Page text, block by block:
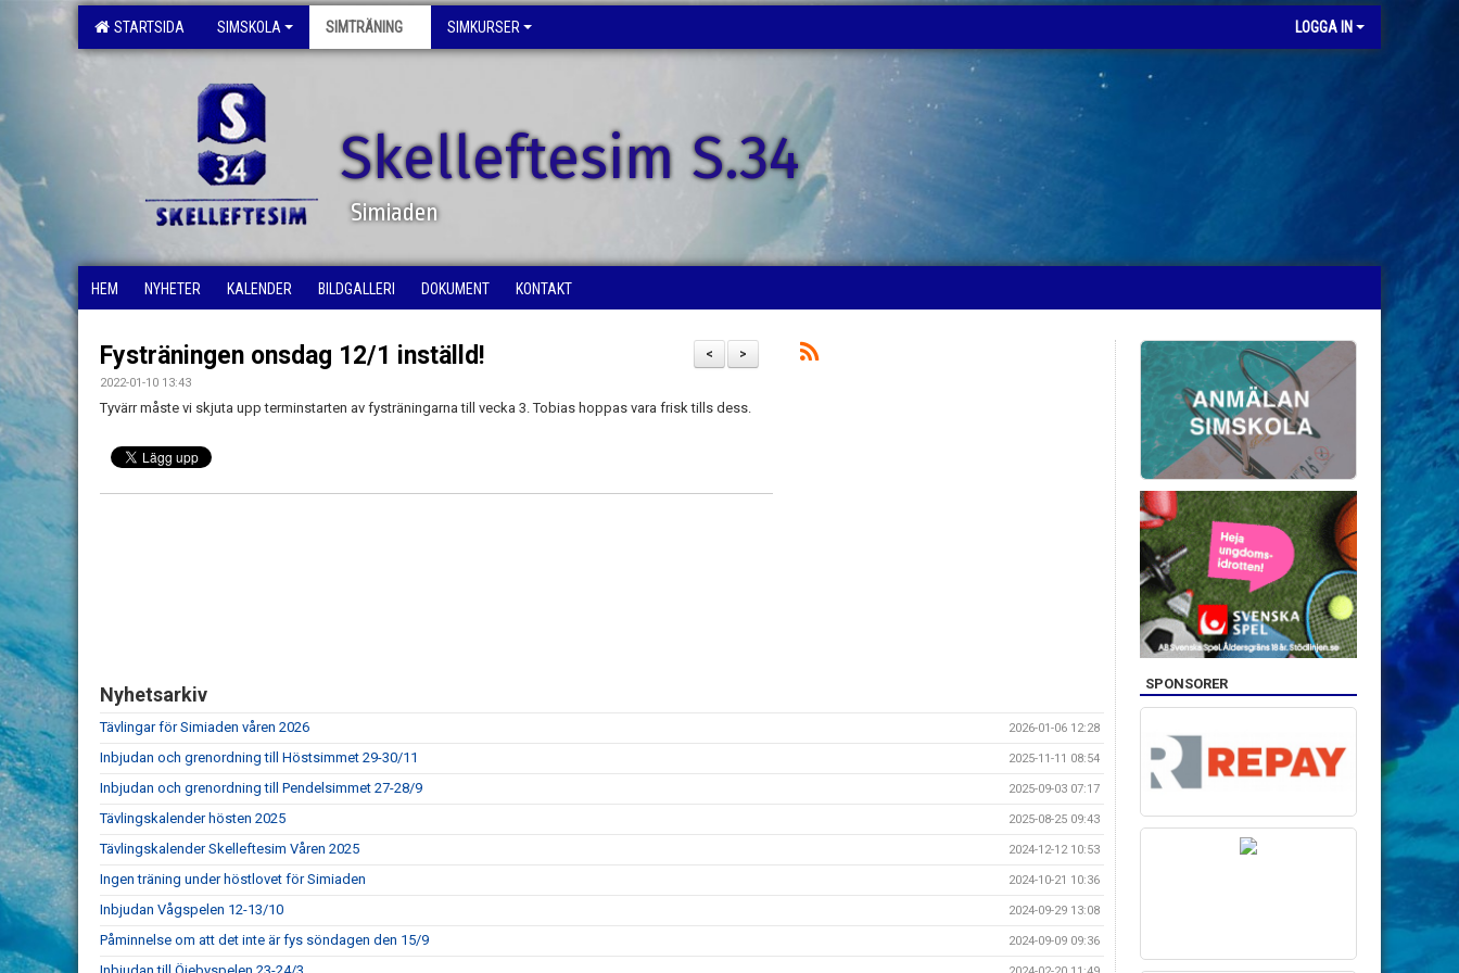
STARTSIDA SIMSKOLA SIMTRÄNING SIMKURSER LOGGA IN
Skelleftesim S.34
Simiaden
HEM NYHETER KALENDER BILDGALLERI DOKUMENT KONTAKT
>
<
Fysträningen onsdag 12/1 inställd!
2022-01-10 13:43
Tyvärr måste vi skjuta upp terminstarten av fysträningarna till vecka 3. Tobias hoppas vara frisk tills dess.
Nyhetsarkiv
Tävlingar för Simiaden våren 2026 2026-01-06 12:28
Inbjudan och grenordning till Höstsimmet 29-30/11 2025-11-11 08:54
Inbjudan och grenordning till Pendelsimmet 27-28/9 2025-09-03 07:17
Tävlingskalender hösten 2025 2025-08-25 09:43
Tävlingskalender Skelleftesim Våren 2025 2024-12-12 10:53
Ingen träning under höstlovet för Simiaden 2024-10-21 10:36
Inbjudan Vågspelen 12-13/10 2024-09-29 13:08
Påminnelse om att det inte är fys söndagen den 15/9 2024-09-09 09:36
SPONSORER